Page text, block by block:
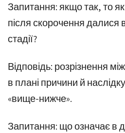
Запитання: якщо так, то
після скорочення далися
стадії?
Відповідь: розрізнення
в плані причини й
«вище-нижче».
Запитання: що означає в